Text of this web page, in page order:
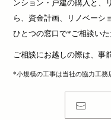
ンション・戸建の購入と、
ら、資金計画、リノベーシ
ひとつの窓口で*ご相談いた
ご相談にお越しの際は、事
*小規模の工事は当社の協力工務